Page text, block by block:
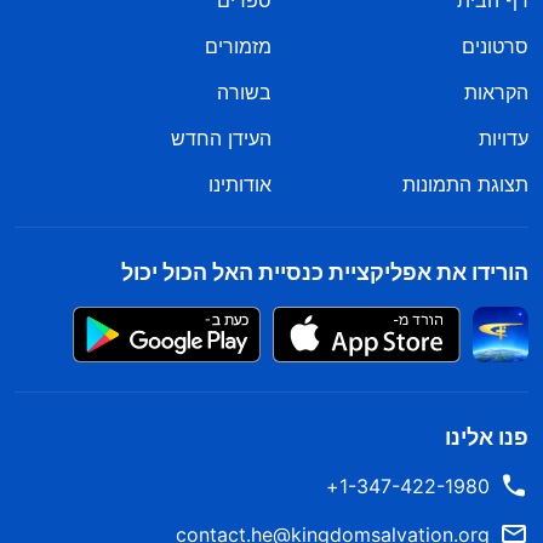
סרטונים
מזמורים
הקראות
בשורה
עדויות
העידן החדש
תצוגת התמונות
אודותינו
הורידו את אפליקציית כנסיית האל הכול יכול
פנו אלינו
1-347-422-1980+
contact.he@kingdomsalvation.org